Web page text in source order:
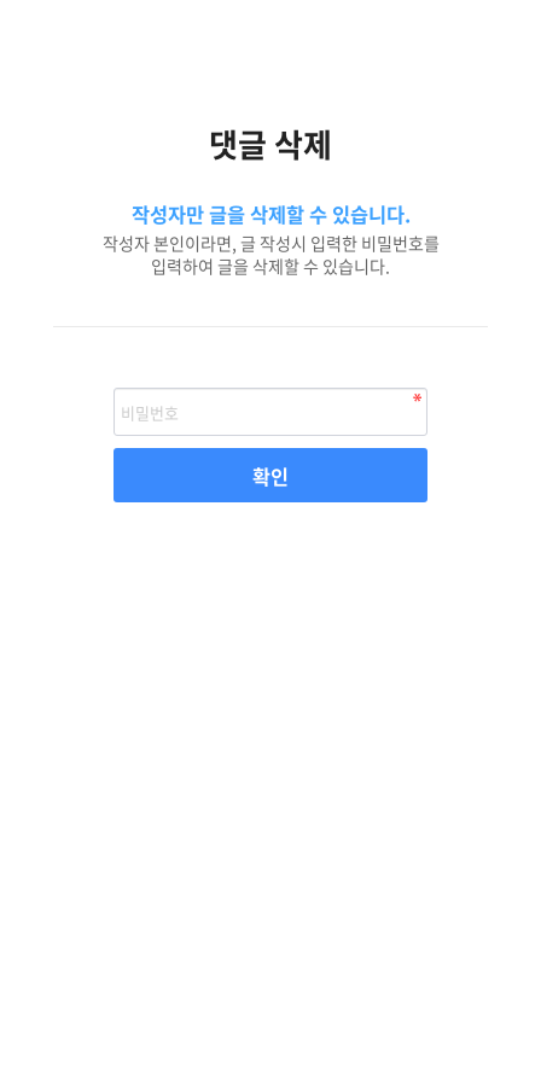
댓글 삭제
작성자만 글을 삭제할 수 있습니다.
작성자 본인이라면, 글 작성시 입력한 비밀번호를
입력하여 글을 삭제할 수 있습니다.